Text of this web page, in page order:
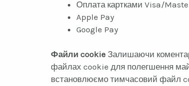
Оплата картками Visa/
Apple Pay
Google Pay
Файли cookie Залишаючи
файлах cookie для полегшення
встановлюємо тимчасовий файл